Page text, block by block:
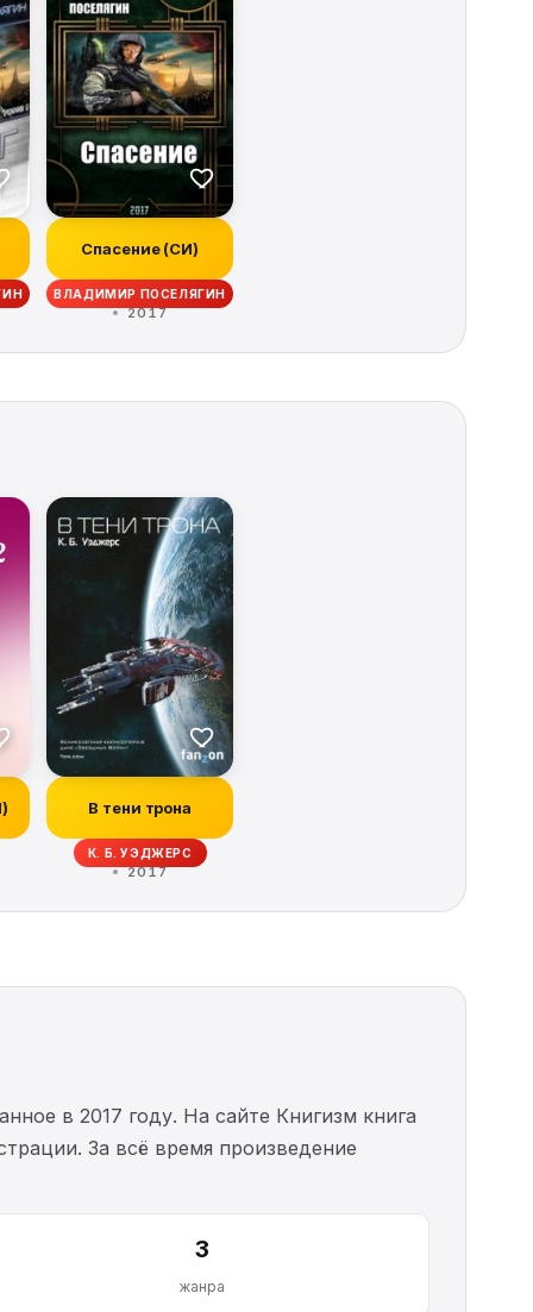
Спасение (СИ)
ВЛАДИМИР ПОСЕЛЯГИН
2017
ИВОНН НАВАРРО, КИТ ДЕ КАНДИДО, РЭЙ ГАРТОН, КРИСТОФЕР
В тени трона
К. Б. УЭДЖЕРС
2017
в 2017 году. На сайте Книгизм книга
За всё время произведение
3
жанра